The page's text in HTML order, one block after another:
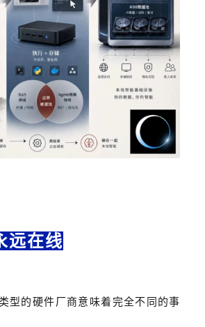
远在线
型的硬件厂商意味着完全不同的事